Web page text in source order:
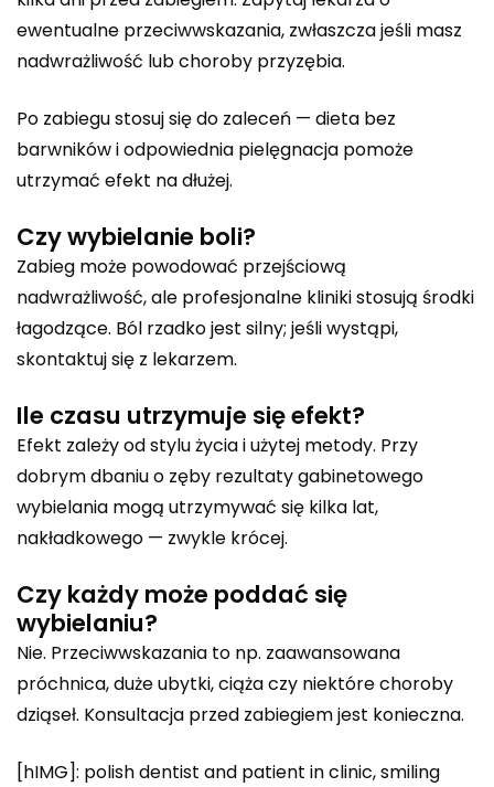
ewentualne przeciwwskazania, zwłaszcza jeśli masz
nadwrażliwość lub choroby przyzębia.
Po zabiegu stosuj się do zaleceń — dieta bez
barwników i odpowiednia pielęgnacja pomoże
utrzymać efekt na dłużej.
Czy wybielanie boli?
Zabieg może powodować przejściową
nadwrażliwość, ale profesjonalne kliniki stosują środki
łagodzące. Ból rzadko jest silny; jeśli wystąpi,
skontaktuj się z lekarzem.
Ile czasu utrzymuje się efekt?
Efekt zależy od stylu życia i użytej metody. Przy
dobrym dbaniu o zęby rezultaty gabinetowego
wybielania mogą utrzymywać się kilka lat,
nakładkowego — zwykle krócej.
Czy każdy może poddać się
wybielaniu?
Nie. Przeciwwskazania to np. zaawansowana
próchnica, duże ubytki, ciąża czy niektóre choroby
dziąseł. Konsultacja przed zabiegiem jest konieczna.
[hIMG]: polish dentist and patient in clinic, smiling